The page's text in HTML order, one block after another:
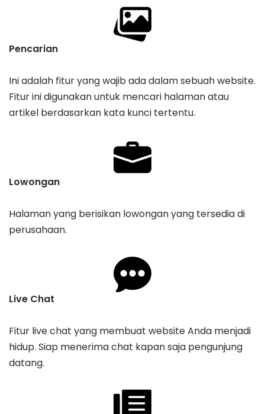
Pencarian
Ini adalah fitur yang wajib ada dalam sebuah website.
Fitur ini digunakan untuk mencari halaman atau
artikel berdasarkan kata kunci tertentu.
Lowongan
Halaman yang berisikan lowongan yang tersedia di
perusahaan.
Live Chat
Fitur live chat yang membuat website Anda menjadi
hidup. Siap menerima chat kapan saja pengunjung
datang.